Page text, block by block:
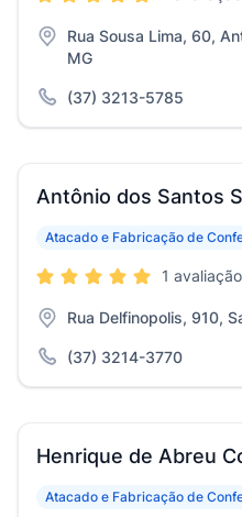
Rua Sousa Lima, 60,
MG
(37) 3213-5785
Antônio dos Santos
Atacado e Fabricação de
1 avaliação
Rua Delfinopolis, 910,
(37) 3214-3770
Henrique de Abreu
Atacado e Fabricação de